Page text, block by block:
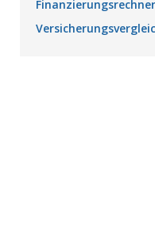
Finanzierungsrechner